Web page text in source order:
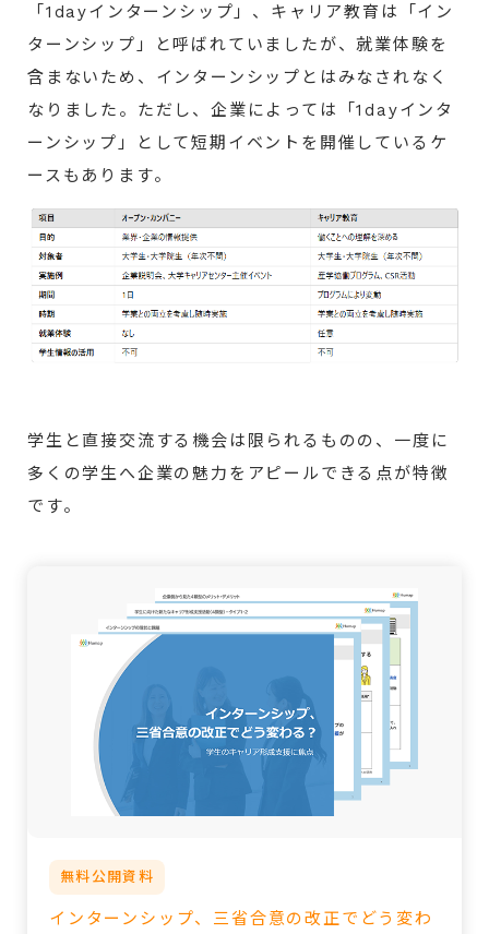
「1dayインターンシップ」、キャリア教育は「イン
ターンシップ」と呼ばれていましたが、就業体験を
含まないため、インターンシップとはみなされなく
なりました。ただし、企業によっては「1dayインタ
ーンシップ」として短期イベントを開催しているケ
ースもあります。
学生と直接交流する機会は限られるものの、一度に
多くの学生へ企業の魅力をアピールできる点が特徴
です。
無料公開資料
インターンシップ、三省合意の改正でどう変わ